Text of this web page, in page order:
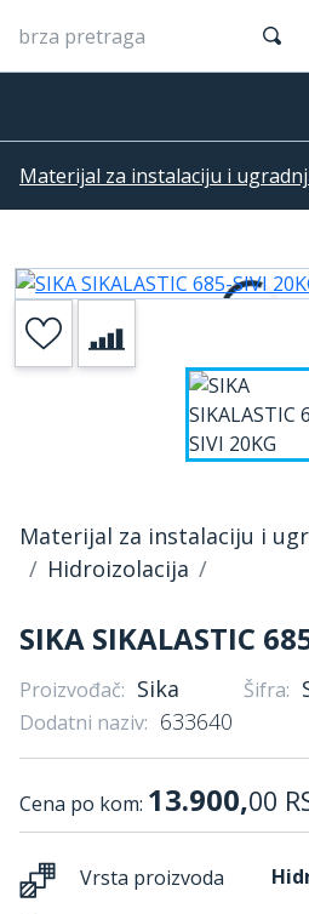
Materijal za instalaciju i
Materijal za instalaciju i
Hidroizolacija
SIKA SIKALASTIC
Proizvođač: Sika Šifra:
Dodatni naziv: 633640
Cena po kom: 13.900,00
Vrsta proizvoda